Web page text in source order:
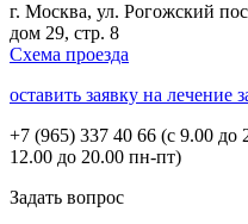
г. Москва, ул. Рогожский
дом 29, стр. 8
Схема проезда
оставить заявку на лечение
+7 (965) 337 40 66 (с 9.00 до
12.00 до 20.00 пн-пт)
Задать вопрос